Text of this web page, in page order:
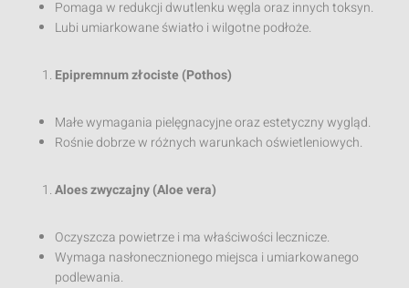
Pomaga w redukcji dwutlenku węgla oraz innych toksyn.
Lubi umiarkowane światło i wilgotne podłoże.
Epipremnum złociste (Pothos)
Małe wymagania pielęgnacyjne oraz estetyczny wygląd.
Rośnie dobrze w różnych warunkach oświetleniowych.
Aloes zwyczajny (Aloe vera)
Oczyszcza powietrze i ma właściwości lecznicze.
Wymaga nasłonecznionego miejsca i umiarkowanego
podlewania.